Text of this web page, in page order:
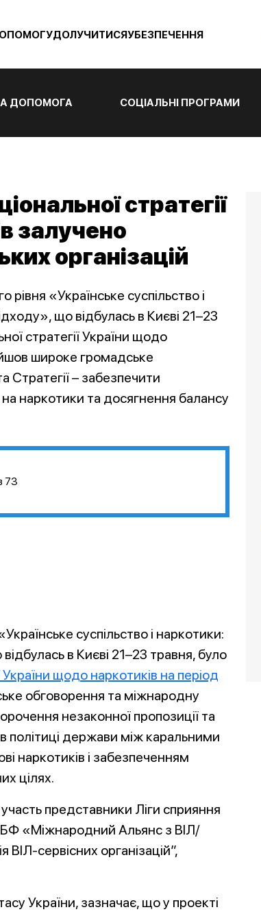
ДОЛУЧИТИСЯУБЕЗПЕЧЕННЯ
ДОПОМОГА СОЦІАЛЬНІ ПРОГРАМИ
стратегії
залучено
організацій
«Українське суспільство і
що відбулась в Києві 21–23
стратегії України щодо
широке громадське
– забезпечити
наркотики та досягнення балансу
73
суспільство і наркотики:
в Києві 21–23 травня, було
України щодо наркотиків на період
обговорення та міжнародну
незаконної пропозиції та
політиці держави між каральними
наркотиків і забезпеченням
цілях.
представники Ліги сприяння
БФ «Міжнародний Альянс з ВІЛ/
ВІЛ-сервісних організацій”,
України, зазначає, що у проекті